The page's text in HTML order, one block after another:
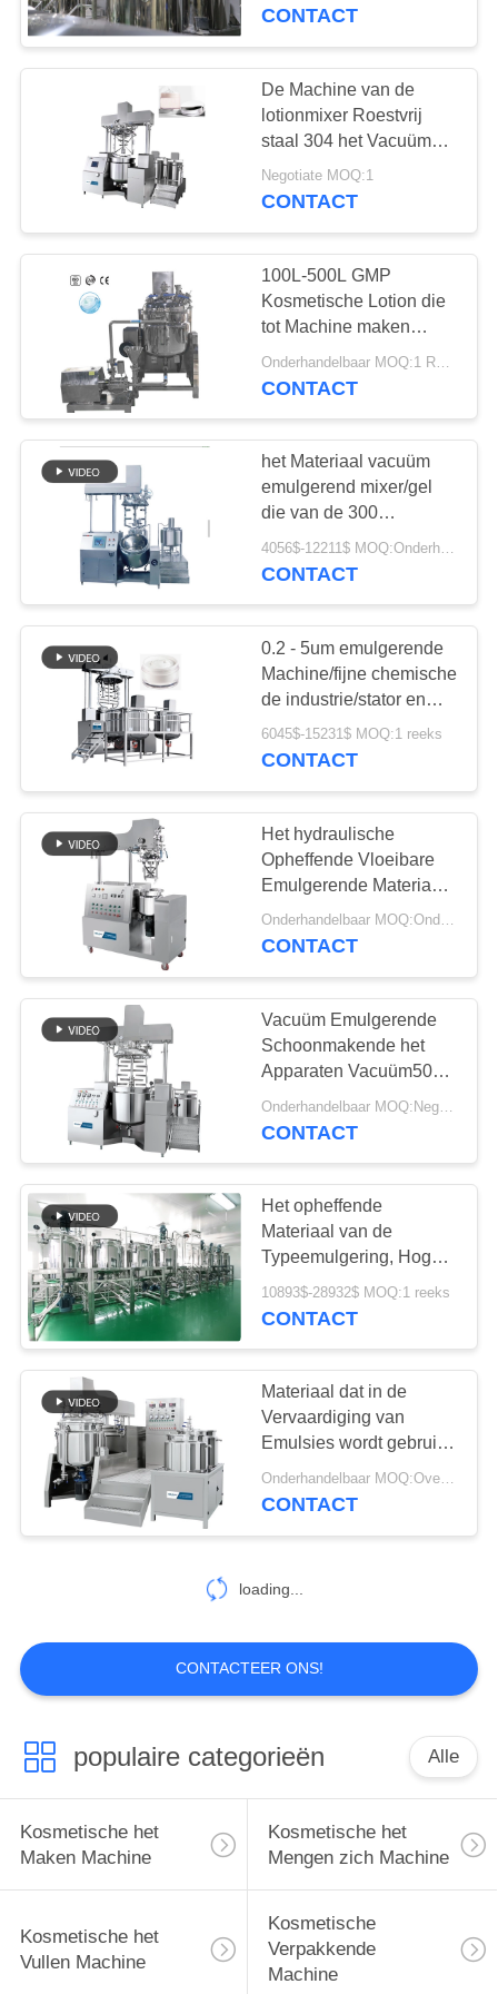
ONS
NIEUWS
GEVALLEN
VERZOEK
CITAAT
SITEMAP
PRIVACY
POLICY
Machine Emulgerend
CONTACT
De Machine van de
lotionmixer Roestvrij
staal 304 het Vacuüm
Emulgerende Materiaal
van 110V 500L
Negotiate MOQ:1
CONTACT
100L-500L GMP
Kosmetische Lotion die
tot Machine maken
Vacuüm Emulgerend
Materiaal
CONTACT
het Materiaal vacuüm
emulgerend mixer/gel
die van de 300
netwerkemulgering
machine maken
4056$-12211$ MOQ:Onderhandeling
CONTACT
0.2 - 5um emulgerende
Machine/fijne chemische
de industrie/stator en
rotor/nanometermaterialen
6045$-15231$ MOQ:1 reeks
CONTACT
Het hydraulische
Opheffende Vloeibare
Emulgerende Materiaal
van 50L/Emulgerend
Materiaal
Onderhandelbaar MOQ:Onderhandeling
CONTACT
Vacuüm Emulgerende
Schoonmakende het
Apparaten Vacuüm5000l
Emulgerende Machine
van de Mixermachine
CONTACT
Het opheffende
Materiaal van de
Typeemulgering, Hogere
Vacuüm Emulgerende
Mixermachine
10893$-28932$ MOQ:1 reeks
CONTACT
Materiaal dat in de
Vervaardiging van
Emulsies wordt gebruikt,
de Machine van de
Emulsiemixer/
Onderhandelbaar MOQ:Overeen te komen
CONTACT
loading...
CONTACTEER ONS!
populaire categorieën Alle
Kosmetische het
Maken Machine
Kosmetische het
Mengen zich Machine
Kosmetische het
Vullen Machine
Kosmetische
Verpakkende
Machine